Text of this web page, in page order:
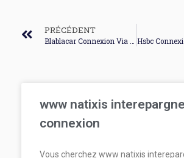
PRÉCÉDENT
www natixis
connexion
Vous cherchez www natixis